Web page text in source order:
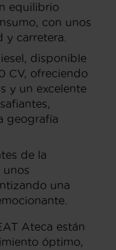
equilibrio
con unos
y carretera.
disponible
CV, ofreciendo
y un excelente
geografía
de la
unos
una
Ateca están
óptimo,